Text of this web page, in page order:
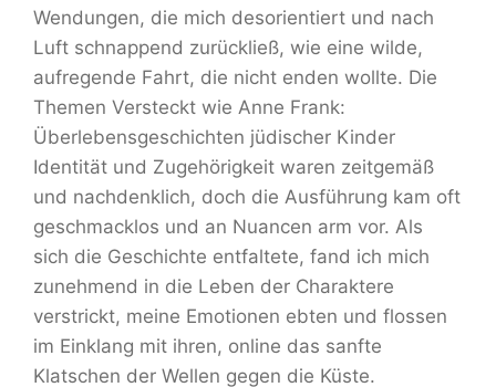
Wendungen, die mich desorientiert und nach
Luft schnappend zurückließ, wie eine wilde,
aufregende Fahrt, die nicht enden wollte. Die
Themen Versteckt wie Anne Frank:
Überlebensgeschichten jüdischer Kinder
Identität und Zugehörigkeit waren zeitgemäß
und nachdenklich, doch die Ausführung kam oft
geschmacklos und an Nuancen arm vor. Als
sich die Geschichte entfaltete, fand ich mich
zunehmend in die Leben der Charaktere
verstrickt, meine Emotionen ebten und flossen
im Einklang mit ihren, online das sanfte
Klatschen der Wellen gegen die Küste.